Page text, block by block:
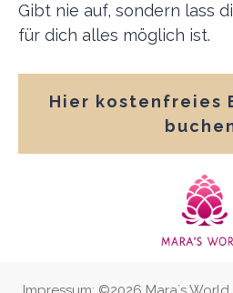
Gibt nie auf, sondern lass
für dich alles möglich ist.
Hier kostenfreies